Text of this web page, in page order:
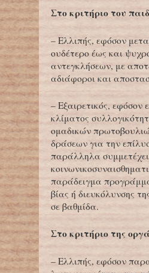
Στο κριτήριο του
– Ελλιπής, εφόσον
ουδέτερο έως και
αντεγκλήσεων, με
αδιάφοροι και
– Εξαιρετικός, εφόσον
κλίματος
ομαδικών
δράσεων για την
παράλληλα
παράδειγμα
βίας ή διευκόλυνσης
σε βαθμίδα.
Στο κριτήριο της
– Ελλιπής, εφόσον